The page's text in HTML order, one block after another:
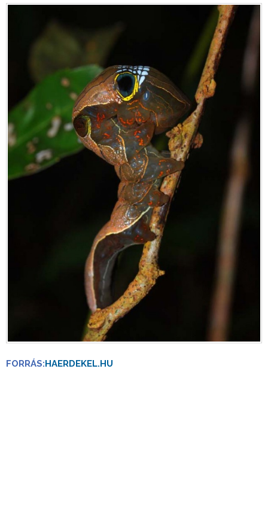
FORRÁS:HAERDEKEL.HU